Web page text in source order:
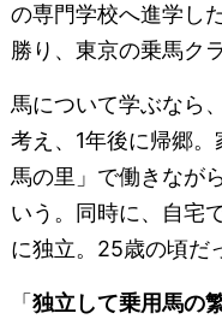
の専門学校へ進学し
勝り、東京の乗馬ク
馬について学ぶなら
考え、1年後に帰郷
馬の里」で働きなが
いう。同時に、自宅
に独立。25歳の頃だ
「 独立して乗用馬の